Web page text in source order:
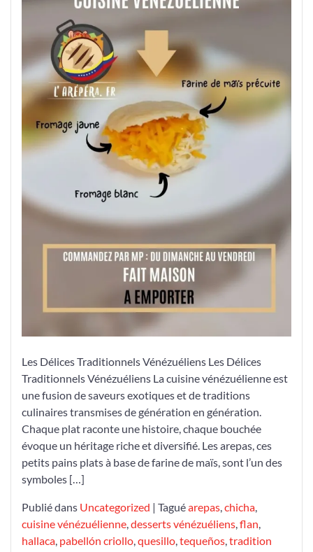
Les Délices Traditionnels Vénézuéliens Les Délices
Traditionnels Vénézuéliens La cuisine vénézuélienne est
une fusion de saveurs exotiques et de traditions
culinaires transmises de génération en génération.
Chaque plat raconte une histoire, chaque bouchée
évoque un héritage riche et diversifié. Les arepas, ces
petits pains plats à base de farine de maïs, sont l’un des
symboles […]
Publié dans Uncategorized | Taguéarepas chicha
cuisine vénézuélienne desserts vénézuéliens flan
hallaca pabellón criollo quesillo tequeños tradition